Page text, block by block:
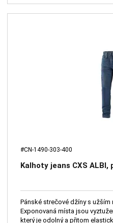
#CN-1490-303-400
Kalhoty jeans CXS ALBI,
Pánské strečové džíny s užším
Exponovaná místa jsou
který je odolný a přitom